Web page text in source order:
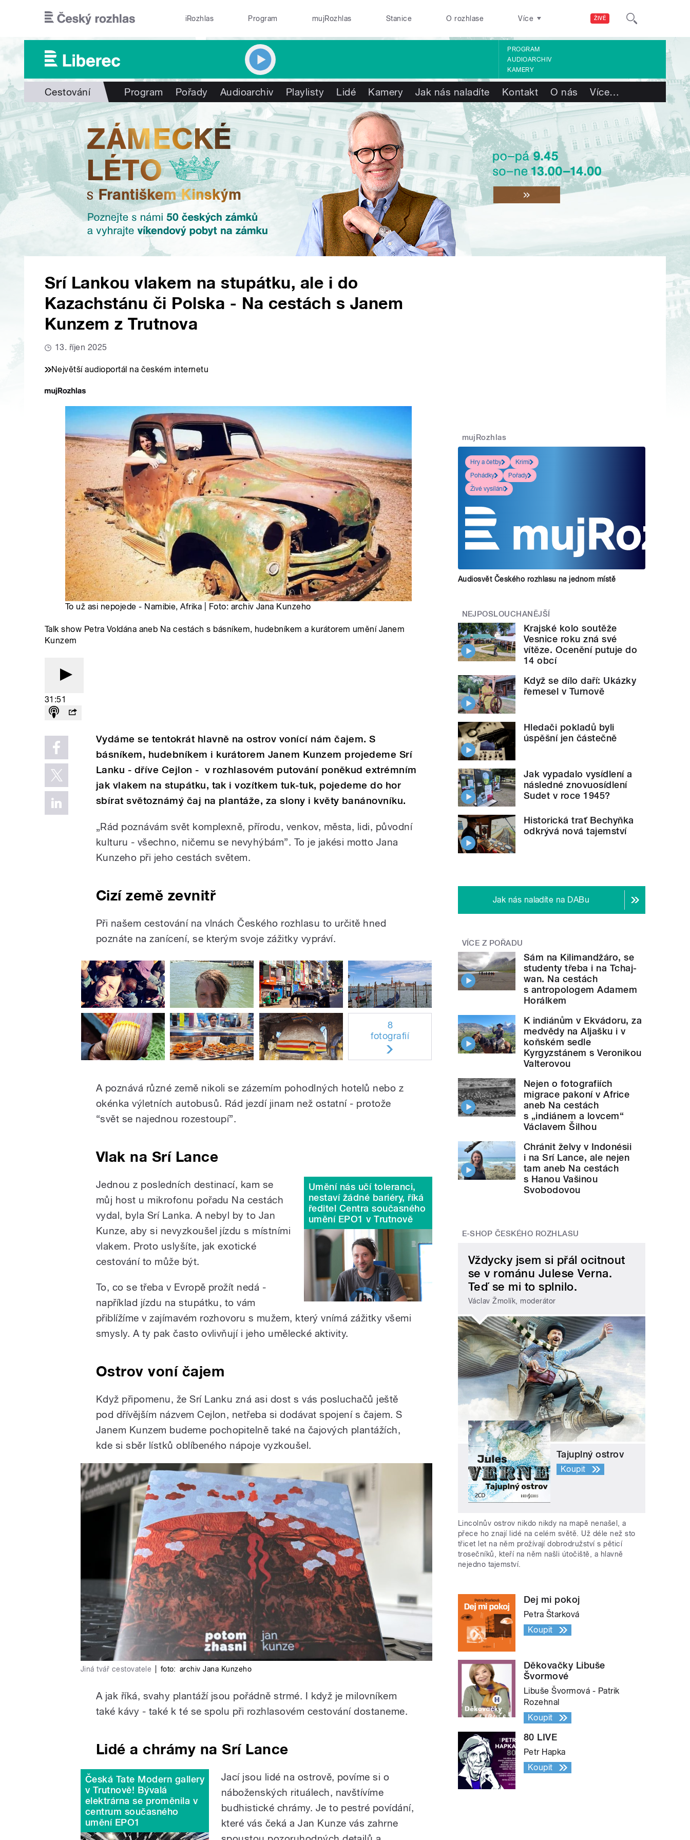
ŽIVĚ
iRozhlas Program mujRozhlas Stanice O rozhlase Více
PROGRAM
AUDIOARCHIV
KAMERY
Cestování Program Pořady Audioarchiv Playlisty Lidé Kamery Jak nás naladíte Kontakt O nás Více…
Srí Lankou vlakem na stupátku, ale i do
Kazachstánu či Polska - Na cestách s Janem
Kunzem z Trutnova
13. říjen 2025
Největší audioportál na českém internetu
To už asi nepojede - Namibie, Afrika | Foto: archiv Jana Kunzeho
Talk show Petra Voldána aneb Na cestách s básníkem, hudebníkem a kurátorem umění Janem
Kunzem
31:51
Vydáme se tentokrát hlavně na ostrov vonící nám čajem. S
básníkem, hudebníkem i kurátorem Janem Kunzem projedeme Srí
Lanku - dříve Cejlon - v rozhlasovém putování poněkud extrémním
jak vlakem na stupátku, tak i vozítkem tuk-tuk, pojedeme do hor
sbírat světoznámý čaj na plantáže, za slony i květy banánovníku.
„Rád poznávám svět komplexně, přírodu, venkov, města, lidi, původní
kulturu - všechno, ničemu se nevyhýbám”. To je jakési motto Jana
Kunzeho při jeho cestách světem.
Cizí země zevnitř
Při našem cestování na vlnách Českého rozhlasu to určitě hned
poznáte na zanícení, se kterým svoje zážitky vypráví.
8
fotografií
A poznává různé země nikoli se zázemím pohodlných hotelů nebo z
okénka výletních autobusů. Rád jezdí jinam než ostatní - protože
“svět se najednou rozestoupí”.
Vlak na Srí Lance
Umění nás učí toleranci,
nestaví žádné bariéry, říká
ředitel Centra současného
umění EPO1 v Trutnově
Jednou z posledních destinací, kam se
můj host u mikrofonu pořadu Na cestách
vydal, byla Srí Lanka. A nebyl by to Jan
Kunze, aby si nevyzkoušel jízdu s místními
vlakem. Proto uslyšíte, jak exotické
cestování to může být.
To, co se třeba v Evropě prožít nedá -
například jízdu na stupátku, to vám
přiblížíme v zajímavém rozhovoru s mužem, který vnímá zážitky všemi
smysly. A ty pak často ovlivňují i jeho umělecké aktivity.
Ostrov voní čajem
Když připomenu, že Srí Lanku zná asi dost s vás posluchačů ještě
pod dřívějším názvem Cejlon, netřeba si dodávat spojení s čajem. S
Janem Kunzem budeme pochopitelně také na čajových plantážích,
kde si sběr lístků oblíbeného nápoje vyzkoušel.
Jiná tvář cestovatele foto: archiv Jana Kunzeho
A jak říká, svahy plantáží jsou pořádně strmé. I když je milovníkem
také kávy - také k té se spolu při rozhlasovém cestování dostaneme.
Lidé a chrámy na Srí Lance
Česká Tate Modern gallery
v Trutnově! Bývalá
elektrárna se proměnila v
centrum současného
umění EPO1
Jací jsou lidé na ostrově, povíme si o
náboženských rituálech, navštívíme
budhistické chrámy. Je to pestré povídání,
které vás čeká a Jan Kunze vás zahrne
mujRozhlas
Hry a četby
Krimi
Pohádky
Pořady
Živé vysílání
Audiosvět Českého rozhlasu na jednom místě
NEJPOSLOUCHANĚJŠÍ
Krajské kolo soutěže
Vesnice roku zná své
vítěze. Ocenění putuje do
14 obcí
Když se dílo daří: Ukázky
řemesel v Turnově
Hledači pokladů byli
úspěšní jen částečně
Jak vypadalo vysídlení a
následné znovuosídlení
Sudet v roce 1945?
Historická trať Bechyňka
odkrývá nová tajemství
Jak nás naladíte na DABu
VÍCE Z POŘADU
Sám na Kilimandžáro, se
studenty třeba i na Tchaj-
wan. Na cestách
s antropologem Adamem
Horálkem
K indiánům v Ekvádoru, za
medvědy na Aljašku i v
koňském sedle
Kyrgyzstánem s Veronikou
Valterovou
Nejen o fotografiích
migrace pakoní v Africe
aneb Na cestách
s „indiánem a lovcem“
Václavem Šilhou
Chránit želvy v Indonésii
i na Srí Lance, ale nejen
tam aneb Na cestách
s Hanou Vašinou
Svobodovou
E-SHOP ČESKÉHO ROZHLASU
Vždycky jsem si přál ocitnout
se v románu Julese Verna.
Teď se mi to splnilo.
Václav Žmolík, moderátor
Tajuplný ostrov
Koupit
Lincolnův ostrov nikdo nikdy na mapě nenašel, a
přece ho znají lidé na celém světě. Už déle než sto
třicet let na něm prožívají dobrodružství s pěticí
trosečníků, kteří na něm našli útočiště, a hlavně
nejedno tajemství.
Dej mi pokoj
Petra Štarková
Koupit
Děkovačky Libuše
Švormové
Libuše Švormová - Patrik
Rozehnal
Koupit
80 LIVE
Petr Hapka
Koupit